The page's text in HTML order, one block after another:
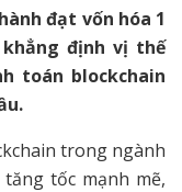
đạt vốn hóa 1
định vị thế
toán blockchain
trong ngành
tốc mạnh mẽ,